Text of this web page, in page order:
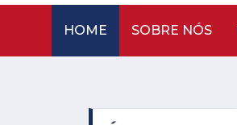
HOME SOBRE NÓS